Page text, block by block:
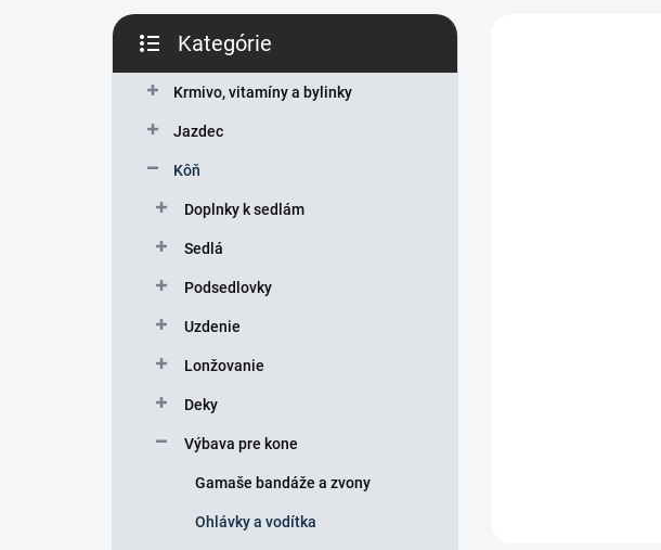
B
č
kategórie
Kategórie
Krmivo, vitamíny a bylinky
Jazdec
Kôň
Doplnky k sedlám
Sedlá
Podsedlovky
Uzdenie
Lonžovanie
Deky
Výbava pre kone
Gamaše bandáže a zvony
Ohlávky a vodítka